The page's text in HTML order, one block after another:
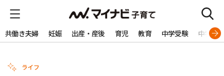
共働き夫婦 妊娠 出産・産後 育児 教育 中学受験 中学生
ライフ